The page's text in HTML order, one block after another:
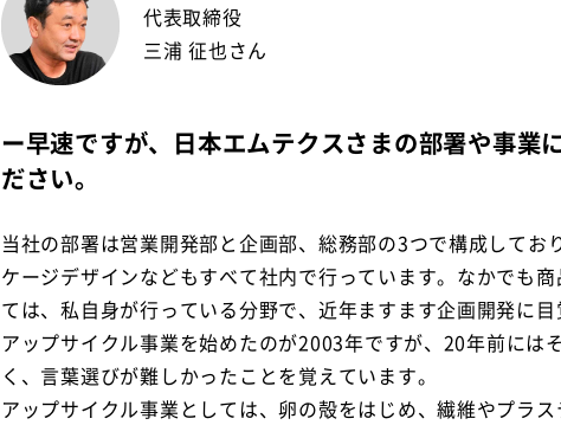
代表取締役
三浦 征也さん
ー早速ですが、日本エムテクスさまの部署や事業
ださい。
当社の部署は営業開発部と企画部、総務部の3つで構成してお
ケージデザインなどもすべて社内で行っています。なかでも
ては、私自身が行っている分野で、近年ますます企画開発に
アップサイクル事業を始めたのが2003年ですが、20年前には
く、言葉選びが難しかったことを覚えています。
アップサイクル事業としては、卵の殻をはじめ、繊維やプラ